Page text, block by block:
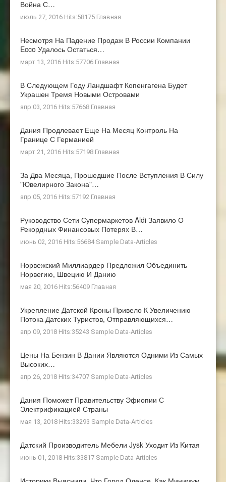
Война С…
июль 27, 2016 Hits:58175 Главная
Несмотря На Падение Продаж В России Компании
Ecco Удалось Остаться…
март 13, 2016 Hits:57706 Главная
В Следующем Году Ландшафт Копенгагена Будет
Украшен Тремя Новыми Островами
апр 03, 2016 Hits:57668 Главная
Дания Продлевает Еще На Месяц Контроль На
Границе С Германией
март 21, 2016 Hits:57198 Главная
За Два Месяца, Прошедшие После Вступления В Силу
"ювелирного Закона"…
апр 05, 2016 Hits:57192 Главная
Руководство Сети Супермаркетов Aldi Заявило О
Рекордных Финансовых Потерях В…
июнь 02, 2016 Hits:56684 Sample Data-Articles
Норвежский Миллиардер Предложил Объединить
Норвегию, Швецию И Данию
мая 20, 2016 Hits:56409 Главная
Укрепление Датской Кроны Привело К Увеличению
Потока Датских Туристов, Отправляющихся…
апр 09, 2018 Hits:35243 Sample Data-Articles
Цены На Бензин В Дании Являются Одними Из Самых
Высоких…
апр 26, 2018 Hits:34707 Sample Data-Articles
Дания Поможет Правительству Эфиопии С
Электрификацией Страны
мая 13, 2018 Hits:33293 Sample Data-Articles
Датский Производитель Мебели Jysk Уходит Из Kитая
июнь 01, 2018 Hits:33817 Sample Data-Articles